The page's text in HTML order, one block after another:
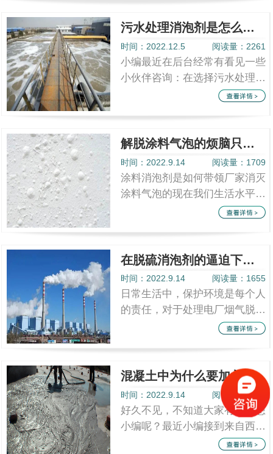
污水处理消泡剂是怎么化解污水厂家们的烦恼的
时间：2022.12.5 阅读量：2261
小编最近在后台经常有看见一些
小伙伴咨询：在选择污水处理消
泡剂的时候该如何选择？我相信
解脱涂料气泡的烦脑只需一款涂料消泡剂就够了
时间：2022.9.14 阅读量：1709
涂料消泡剂是如何带领厂家消灭
涂料气泡的现在我们生活水平渐
渐提升，涂料在我们的生活中应
在脱硫消泡剂的逼迫下，泡沫也只能束手无策
时间：2022.9.14 阅读量：1655
日常生活中，保护环境是每个人
的责任，对于处理电厂烟气脱硫
的厂家是一件很困难的事，首先
混凝土中为什么要加入混凝土消泡剂呢？
时间：2022.9.14 阅读量：2227
好久不见，不知道大家有没有想
小编呢？最近小编接到来自西安
罗先生的电话，他说他是某建筑